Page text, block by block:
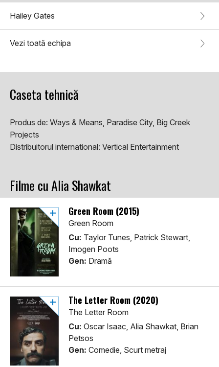
Hailey Gates
Vezi toată echipa
Caseta tehnică
Produs de: Ways & Means, Paradise City, Big Creek
Projects
Distribuitorul international: Vertical Entertainment
Filme cu Alia Shawkat
Green Room (2015)
Green Room
Cu: Taylor Tunes, Patrick Stewart,
Imogen Poots
Gen: Dramă
The Letter Room (2020)
The Letter Room
Cu: Oscar Isaac, Alia Shawkat, Brian
Petsos
Gen: Comedie, Scurt metraj